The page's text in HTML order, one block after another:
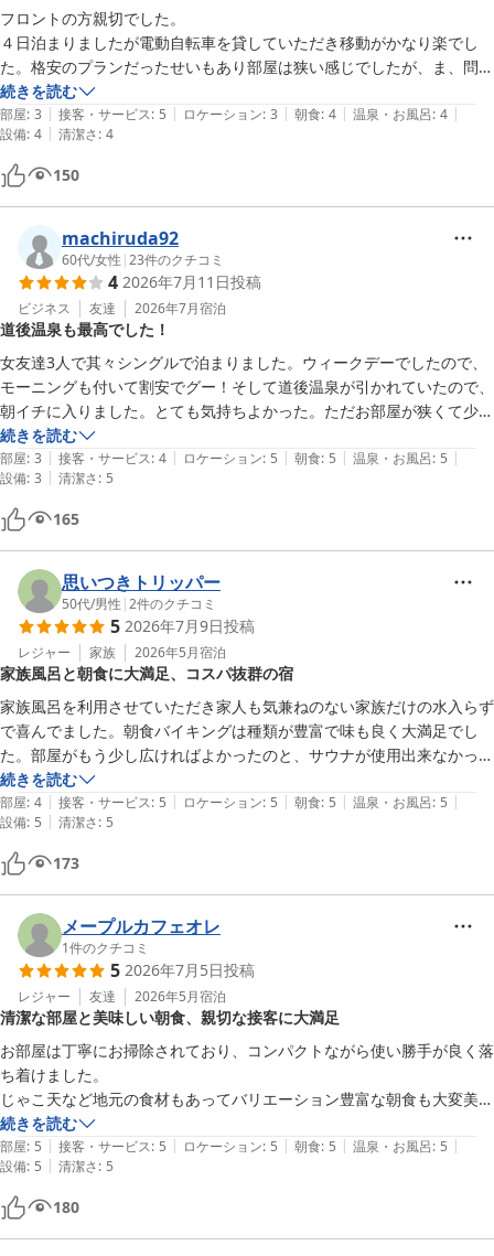
フロントの方親切でした。
４日泊まりましたが電動自転車を貸していただき移動がかなり楽でし
た。格安のプランだったせいもあり部屋は狭い感じでしたが、ま、問題
はなかったです。連泊の際、掃除なしにすると少し料金が返却されるシ
ステムがあります。
タオルは毎日交換していただきお水もいただけたのはよかったと思いま
す。
続きを読む
部屋: 3 | 接客・サービス: 5 | ロケーション: 3 | 朝食: 4 | 温泉・お風呂: 4 |
設備: 4 | 清潔さ: 4
150
machiruda92
60代/女性 |23件のクチコミ
4 2026年7月11日投稿
ビジネス 友達 2026年7月宿泊
道後温泉も最高でした！
女友達3人で其々シングルで泊まりました。ウィークデーでしたので、
モーニングも付いて割安でグー！そして道後温泉が引かれていたので、
朝イチに入りました。とても気持ちよかった。ただお部屋が狭くて少し
圧迫感は否めなかった。でもこのプライスですし寝るだけでしたので、
まあ、良しと！
延長コードも嬉しかった。
ウェルカムドリンクも嬉しかったですね！
続きを読む
部屋: 3 | 接客・サービス: 4 | ロケーション: 5 | 朝食: 5 | 温泉・お風呂: 5 |
設備: 3 | 清潔さ: 5
165
思いつきトリッパー
50代/男性 |2件のクチコミ
5 2026年7月9日投稿
レジャー 家族 2026年5月宿泊
家族風呂と朝食に大満足、コスパ抜群の宿
家族風呂を利用させていただき家人も気兼ねのない家族だけの水入らず
で喜んでました。朝食バイキングは種類が豊富で味も良く大満足でし
た。部屋がもう少し広ければよかったのと、サウナが使用出来なかった
のが残念でした。でも全体的にクオリティは高くコスパはかなり良いと
思います。年に1回以上のリピーターです。
続きを読む
部屋: 4 | 接客・サービス: 5 | ロケーション: 5 | 朝食: 5 | 温泉・お風呂: 5 |
設備: 5 | 清潔さ: 5
173
メープルカフェオレ
1件のクチコミ
5 2026年7月5日投稿
レジャー 友達 2026年5月宿泊
清潔な部屋と美味しい朝食、親切な接客に大満足
お部屋は丁寧にお掃除されており、コンパクトながら使い勝手が良く落
ち着けました。
じゃこ天など地元の食材もあってバリエーション豊富な朝食も大変美味
しくついつい食べ過ぎてしまいました。
繁華街ど真ん中の立地で便利だけど騒音はどうかな…と不安がありまし
たが熟睡でした。
何よりお会いしたスタッフの皆さんが本当に親切で、また松山に泊まる
際には是非使わせていただきたいです。
続きを読む
部屋: 5 | 接客・サービス: 5 | ロケーション: 5 | 朝食: 5 | 温泉・お風呂: 5 |
設備: 5 | 清潔さ: 5
180